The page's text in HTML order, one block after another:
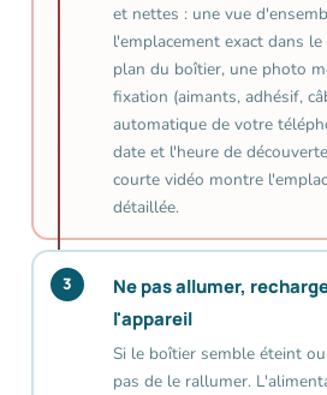
et nettes : une vue
l'emplacement exact dans
plan du boîtier, une photo
fixation (aimants, adhésif,
automatique de votre
date et l'heure de
courte vidéo montre
détaillée.
3
Ne pas allumer,
l'appareil
Si le boîtier semble éteint
pas de le rallumer.